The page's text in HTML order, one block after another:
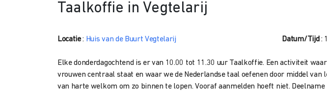
Taalkoffie in Vegtelarij
Locatie: Huis van de Buurt Vegtelarij Datum/Tijd :
Elke donderdagochtend is er van 10.00 tot 11.30 uur Taalkoffie. Een activiteit
vrouwen centraal staat en waar we de Nederlandse taal oefenen door middel van
van harte welkom om zo binnen te lopen. Vooraf aanmelden hoeft niet.